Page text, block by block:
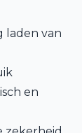
laden van
en